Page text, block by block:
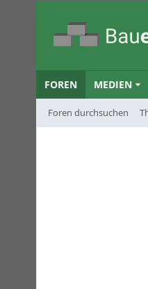
FOREN
Foren durchsuchen
MEDIEN